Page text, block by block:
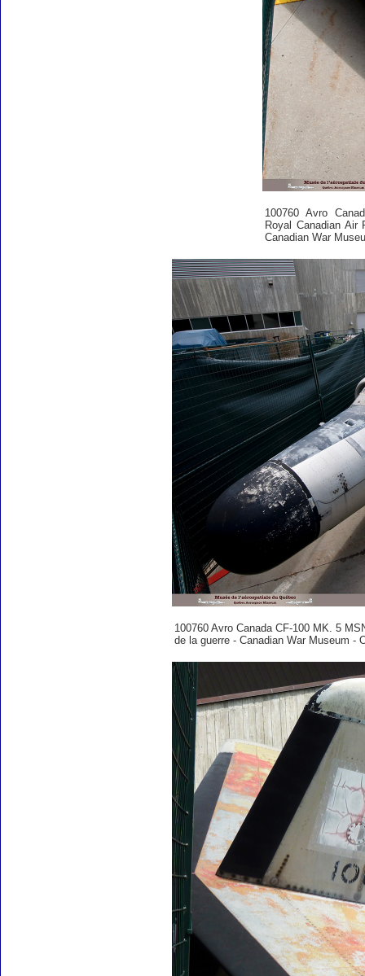
100760 Avro
Royal Canadian Air
Canadian War
100760 Avro Canada CF-100 MK. 5
de la guerre - Canadian War Museum -